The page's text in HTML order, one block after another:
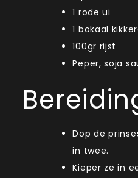
1 rode ui
1 bokaal
100gr rijst
Peper, soja
Dop de
in twee.
Kieper ze in